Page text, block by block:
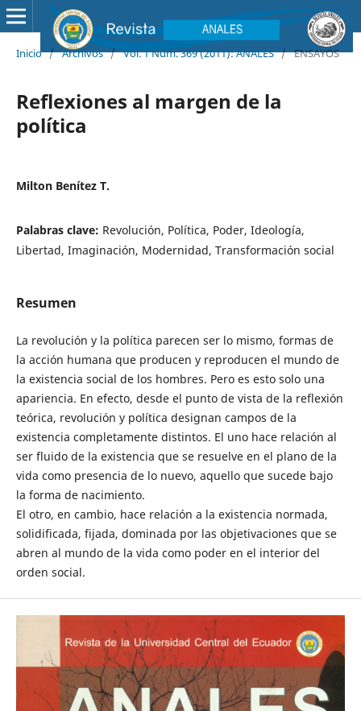
Inicio / Archivos / Vol. 1 Núm. 369 (2011): ANALES / ENSAYOS
Reflexiones al margen de la
política
Milton Benítez T.
Palabras clave: Revolución, Política, Poder, Ideología,
Libertad, Imaginación, Modernidad, Transformación social
Resumen
La revolución y la política parecen ser lo mismo, formas de
la acción humana que producen y reproducen el mundo de
la existencia social de los hombres. Pero es esto solo una
apariencia. En efecto, desde el punto de vista de la reflexión
teórica, revolución y política designan campos de la
existencia completamente distintos. El uno hace relación al
ser fluido de la existencia que se resuelve en el plano de la
vida como presencia de lo nuevo, aquello que sucede bajo
la forma de nacimiento.
El otro, en cambio, hace relación a la existencia normada,
solidificada, fijada, dominada por las objetivaciones que se
abren al mundo de la vida como poder en el interior del
orden social.